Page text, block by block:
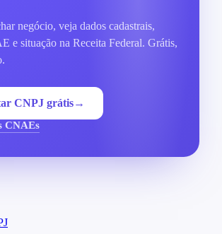
negócio, veja dados cadastrais,
e situação na Receita Federal. Grátis,
CNPJ grátis→
CNAEs